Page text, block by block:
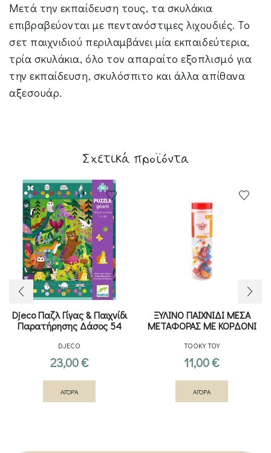
Μετά την εκπαίδευση τους, τα σκυλάκια
επιβραβεύονται με πεντανόστιμες λιχουδιές. Το
σετ παιχνιδιού περιλαμβάνει μία εκπαιδεύτερια,
τρία σκυλάκια, όλο τον απαραίτο εξοπλισμό για
την εκπαίδευση, σκυλόσπιτο και άλλα απίθανα
αξεσουάρ.
Σχετικά προϊόντα
Djeco Παζλ Γίγας & Παιχνίδι
Παρατήρησης Δάσος 54
DJECO
23,00€
ΑΓΟΡΑ
ΞΥΛΙΝΟ ΠΑΙΧΝΙΔΙ ΜΕΣΑ
ΜΕΤΑΦΟΡΑΣ ΜΕ ΚΟΡΔΟΝΙ
TOOKY TOY
11,00€
ΑΓΟΡΑ